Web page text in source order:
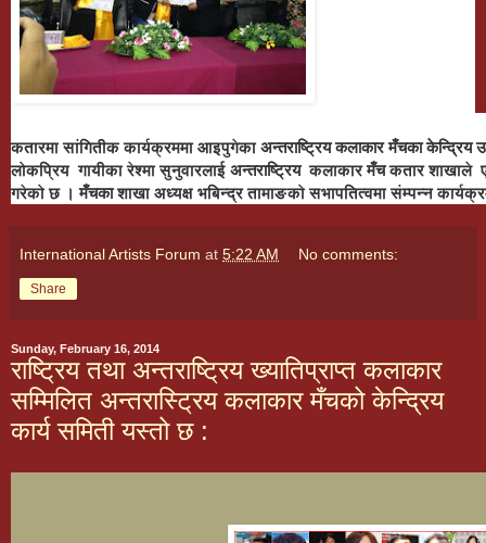
कतारमा सांगितीक कार्यक्रममा आइपुगेकाअन्तराष्ट्रिय कलाकार मँचका केन्द्रिय
लोकप्रिय गायीकारेश्मा सुनुवारलाई अन्तराष्ट्रिय कलाकारमँचकतारशाखाले
गरेको छ ।मँचकाशाखाअध्यक्ष भबिन्द्र तामाङको सभापतित्वमा संम्पन्न
International Artists Forum at 5:22 AM No comments:
Share
Sunday, February 16, 2014
राष्ट्रिय तथा अन्तराष्ट्रिय ख्यातिप्राप्त कलाकार
सम्मिलित अन्तरास्ट्रिय कलाकार मँचको केन्द्रिय
कार्य समिती यस्तो छ :